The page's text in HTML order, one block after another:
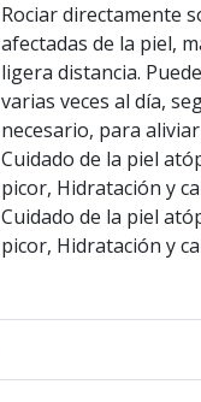
Rociar directamente
afectadas de la piel,
ligera distancia.
varias veces al día,
necesario, para
Cuidado de la piel
picor, Hidratación y
Cuidado de la piel
picor, Hidratación y